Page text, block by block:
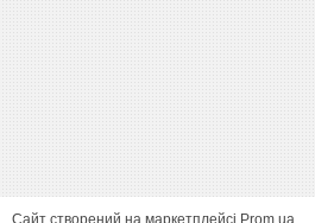
Сайт створений на маркетплейсі Prom.ua